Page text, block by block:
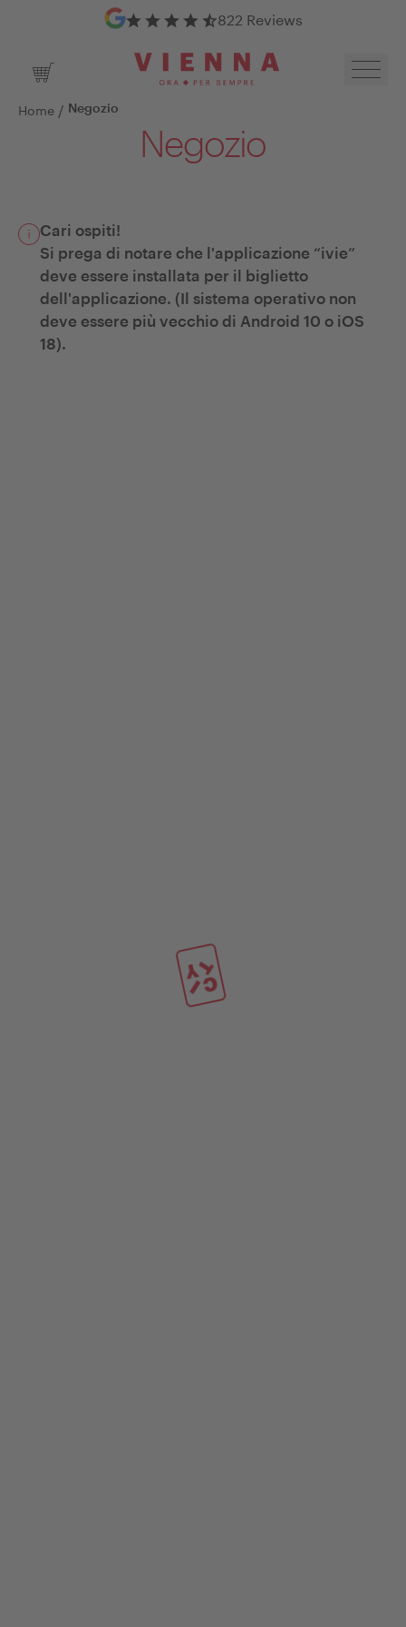
Google Reviews
822 Reviews
Shopping Cart
Home / Negozio
Negozio
Cari ospiti!
Si prega di notare che l'applicazione “ivie”
deve essere installata per il biglietto
dell'applicazione. (Il sistema operativo non
deve essere più vecchio di Android 10 o iOS
18).